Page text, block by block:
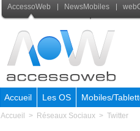
AccessoWeb NewsMobiles
Accueil Les OS Mobiles/
Accueil > Réseaux Sociaux > Twitter